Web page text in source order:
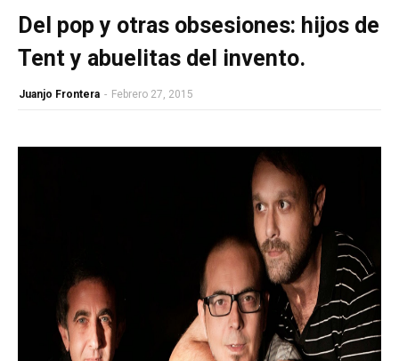
Del pop y otras obsesiones: hijos de
Tent y abuelitas del invento.
Juanjo Frontera - Febrero 27, 2015